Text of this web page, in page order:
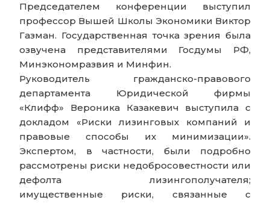
Председателем конференции выступил
профессор Вышей Школы Экономики Виктор
Газман. Государственная точка зрения была
озвучена представителями Госдумы РФ,
Минэкономразвия и Минфин.
Руководитель гражданско-правового
департамента Юридической фирмы
«Клифф» Вероника Казакевич выступила с
докладом «Риски лизинговых компаний и
правовые способы их минимизации».
Экспертом, в частности, были подробно
рассмотрены риски недобросовестности или
дефолта лизингополучателя;
имущественные риски, связанные с